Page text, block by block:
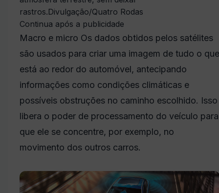
rastros.Divulgação/Quatro Rodas
Continua após a publicidade
Macro e micro Os dados obtidos pelos satélites
são usados para criar uma imagem de tudo o que
está ao redor do automóvel, antecipando
informações como condições climáticas e
possíveis obstruções no caminho escolhido. Isso
libera o poder de processamento do veículo para
que ele se concentre, por exemplo, no
movimento dos outros carros.